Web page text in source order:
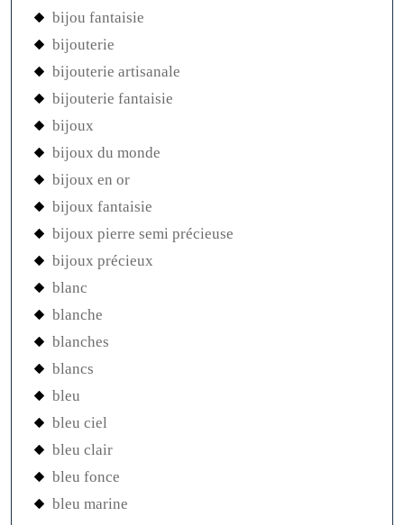
bijou fantaisie
bijouterie
bijouterie artisanale
bijouterie fantaisie
bijoux
bijoux du monde
bijoux en or
bijoux fantaisie
bijoux pierre semi précieuse
bijoux précieux
blanc
blanche
blanches
blancs
bleu
bleu ciel
bleu clair
bleu fonce
bleu marine